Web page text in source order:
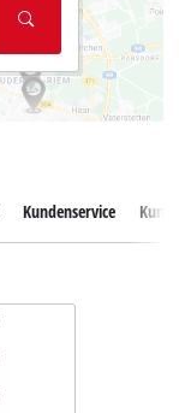
Kundenservice